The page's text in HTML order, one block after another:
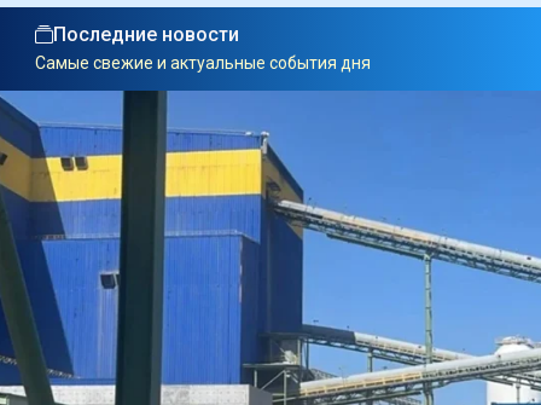
Последние новости
Самые свежие и актуальные события дня